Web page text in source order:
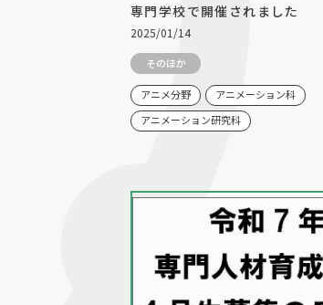
専門学校で開催されました
2025/01/14
そのほか
アニメ分野
アニメーション科
アニメーション研究科